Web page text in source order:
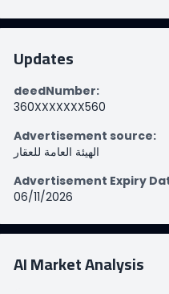
Updates
deedNumber:
360XXXXXXX560
Advertisement source:
الهيئة العامة للعقار
Advertisement Expiry
06/11/2026
AI Market Analysis